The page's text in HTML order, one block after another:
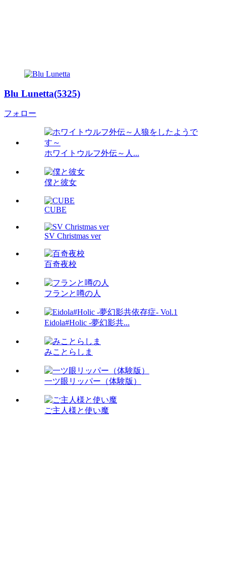
Blu Lunetta(5325)
フォロー
ホワイトウルフ外伝～人...
僕と彼女
CUBE
SV Christmas ver
百奇夜校
フランと噂の人
Eidola#Holic -夢幻影共...
みことらしま
一ツ眼リッパー（体験版）
ご主人様と使い魔